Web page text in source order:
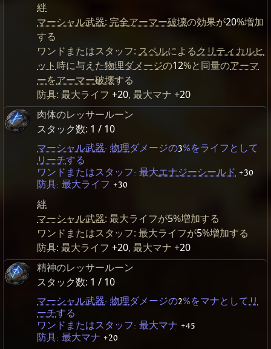
絆
マーシャル武器: 完全アーマー破壊の効果が20%増加
する
ワンドまたはスタッフ: スペルによるクリティカルヒ
ット 時に与えた物理ダメージの12%と同量のアーマ
ーをアーマー破壊する
防具: 最大ライフ +20, 最大マナ +20
肉体のレッサールーン
スタック数: 1 / 10
マーシャル武器: 物理ダメージの3%をライフとして
リーチする
ワンドまたはスタッフ: 最大エナジーシールド +30
防具: 最大ライフ +30
絆
マーシャル武器: 最大ライフが5%増加する
ワンドまたはスタッフ: 最大ライフが5%増加する
防具: 最大ライフ +20, 最大マナ +20
精神のレッサールーン
スタック数: 1 / 10
マーシャル武器: 物理ダメージの2%をマナとして リ
ーチする
ワンドまたはスタッフ: 最大マナ +45
防具: 最大マナ +20